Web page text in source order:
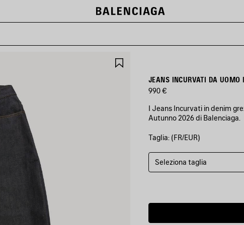
PREFERITIJEANS INCURVATI DA UOMO
990 €
I Jeans Incurvati in denim
Autunno 2026 di Balenciaga.
COLORI
INDACO
GREZZO
Taglia: (FR/EUR)
Seleziona taglia
stimata: